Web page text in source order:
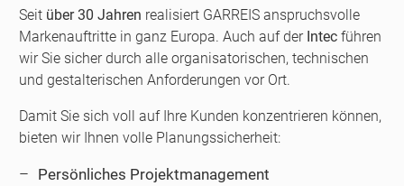
Seit über 30 Jahren realisiert GARREIS anspruchsvolle
Markenauftritte in ganz Europa. Auch auf der Intec führen
wir Sie sicher durch alle organisatorischen, technischen
und gestalterischen Anforderungen vor Ort.
Damit Sie sich voll auf Ihre Kunden konzentrieren können,
bieten wir Ihnen volle Planungssicherheit:
Persönliches Projektmanagement